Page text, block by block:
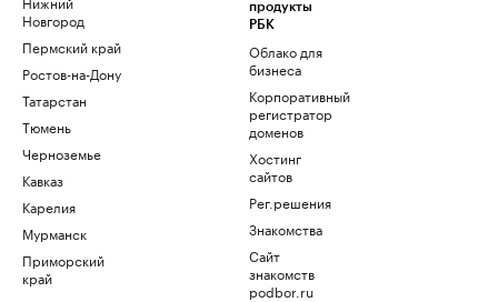
Новгород
Пермский край
Ростов-на-Дону
Татарстан
Тюмень
Черноземье
Кавказ
Карелия
Мурманск
Приморский
край
продукты
РБК
Облако для
бизнеса
Корпоративный
регистратор
доменов
Хостинг
сайтов
Рег.решения
Знакомства
Сайт
знакомств
podbor.ru